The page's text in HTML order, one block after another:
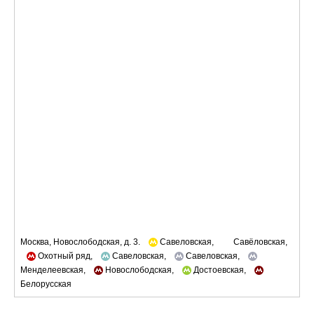
Москва, Новослободская, д. 3. Савеловская,
Савёловская,
Охотный ряд,
Савеловская,
Савеловская,
Менделеевская,
Новослободская,
Достоевская,
Белорусская